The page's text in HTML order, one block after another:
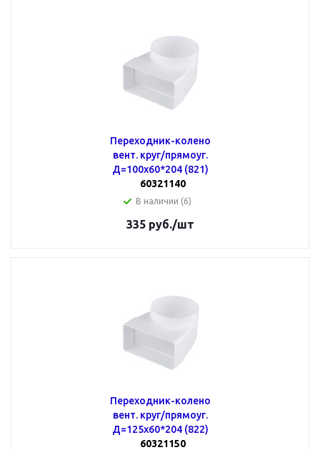
Переходник-колено
вент. круг/прямоуг.
Д=100х60*204 (821)
60321140
В наличии (6)
335 руб./шт
Переходник-колено
вент. круг/прямоуг.
Д=125х60*204 (822)
60321150